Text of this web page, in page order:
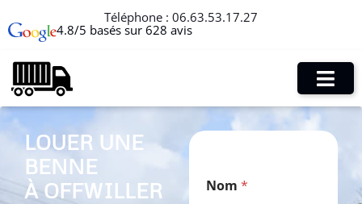
Téléphone : 06.63.53.17.27
4.8/5 basés sur 628 avis
LOUER UNE
BENNE
À OFFWILLER
Nom *